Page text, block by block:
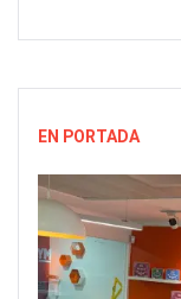
EN PORTADA